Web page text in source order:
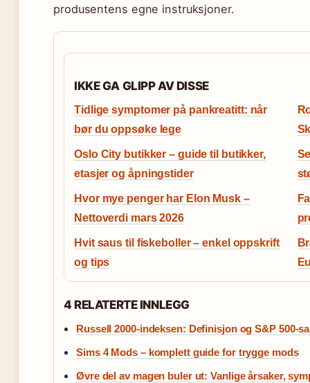
produsentens egne instruksjoner.
IKKE GA GLIPP AV DISSE
Tidlige symptomer på pankreatitt: når
bør du oppsøke lege
Oslo City butikker – guide til butikker,
etasjer og åpningstider
Hvor mye penger har Elon Musk –
Nettoverdi mars 2026
Hvit saus til fiskeboller – enkel oppskrift
og tips
4 RELATERTE INNLEGG
Russell 2000-indeksen: Definisjon og S&P 500-
Sims 4 Mods – komplett guide for trygge mods
Øvre del av magen buler ut: Vanlige årsaker,